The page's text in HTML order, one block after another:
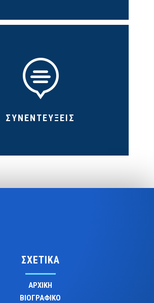

ΣΥΝΕΝΤΕΥΞΕΙΣ
ΣΧΕΤΙΚΑ
ΑΡΧΙΚΗ
ΒΙΟΓΡΑΦΙΚΟ